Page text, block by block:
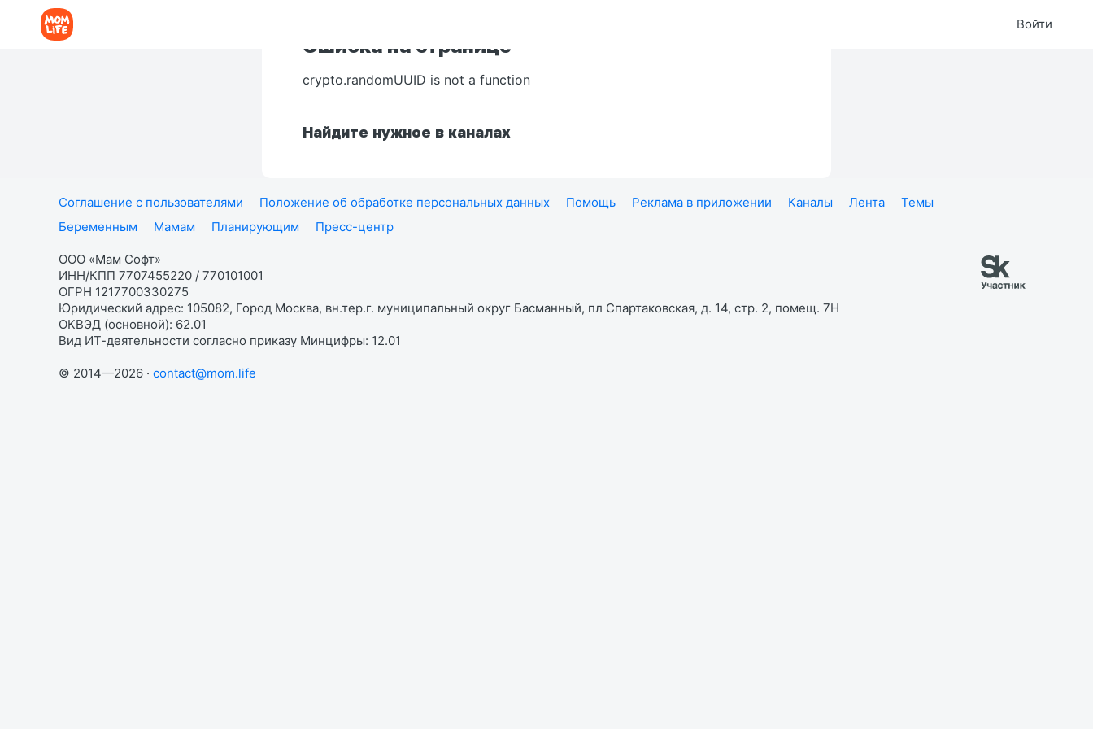
Войти
Ошибка на странице
crypto.randomUUID is not a function
Найдите нужное в каналах
Соглашение с пользователями Положение об обработке персональных данных Помощь Реклама в приложении Каналы Лента
Темы
Беременным
Мамам Планирующим Пресс-центр
ООО «Мам Софт»
ИНН/КПП 7707455220 / 770101001
ОГРН 1217700330275
Юридический адрес: 105082, Город Москва, вн.тер.г. муниципальный округ Басманный, пл Спартаковская, д. 14, стр. 2, помещ. 7Н
ОКВЭД (основной): 62.01
Вид ИТ-деятельности согласно приказу Минцифры: 12.01
© 2014—2026 · contact@mom.life